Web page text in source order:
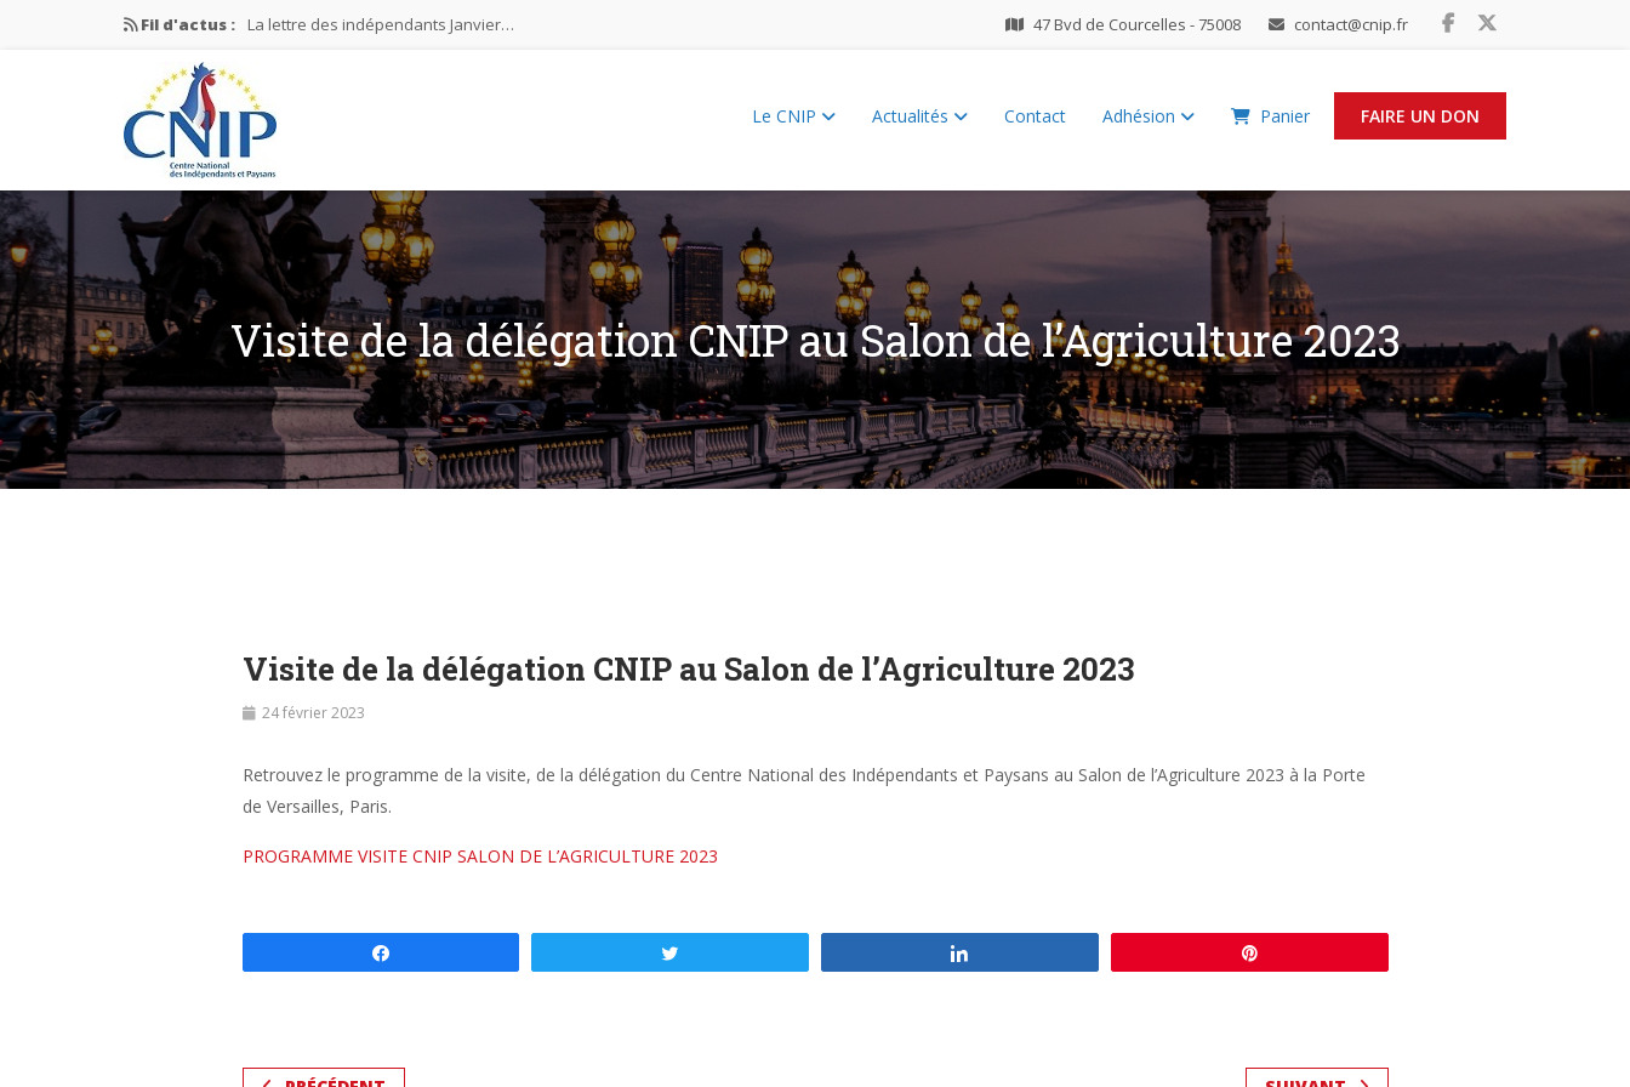
Fil d'actus : La lettre des indépendants Janvier…
La lettre des indépendants Juin…
Mission nationale ÉLECTIONS MUNICIPALES 2026
La lettre des indépendants N°2-2026
47 Bvd de Courcelles - 75008 contact@cnip.fr
FAIRE UN DON
Le CNIP Actualités Contact Adhésion Panier
Visite de la délégation CNIP au Salon de l’Agriculture 2023
Visite de la délégation CNIP au Salon de l’Agriculture 2023
24 février 2023
Retrouvez le programme de la visite, de la délégation du Centre National des Indépendants et Paysans au Salon de l’Agriculture 2023 à la Porte
de Versailles, Paris.
PROGRAMME VISITE CNIP SALON DE L’AGRICULTURE 2023